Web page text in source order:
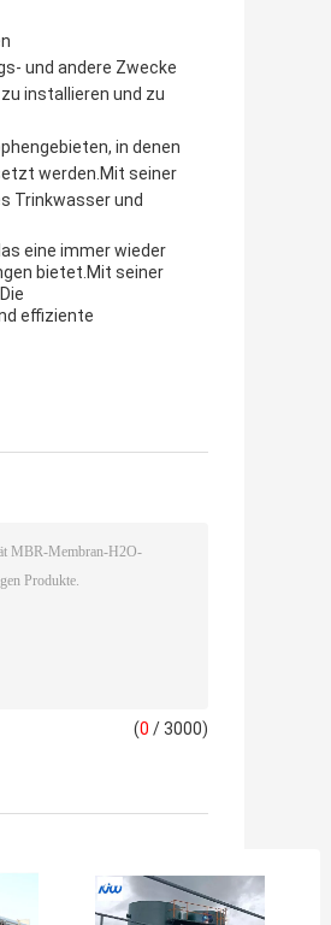
und andere Zwecke
installieren und zu
in denen
werden.Mit seiner
Trinkwasser und
eine immer wieder
bietet.Mit seiner
effiziente
(0 / 3000)